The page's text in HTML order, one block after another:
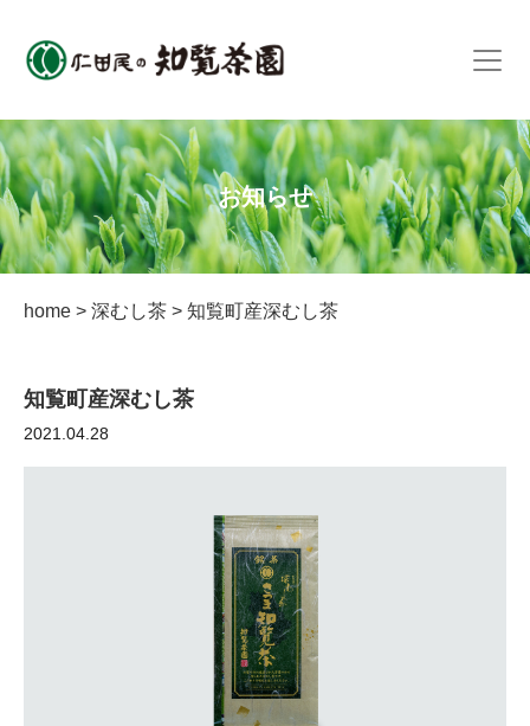
お知らせ
home > 深むし茶 > 知覧町産深むし茶
知覧町産深むし茶
2021.04.28